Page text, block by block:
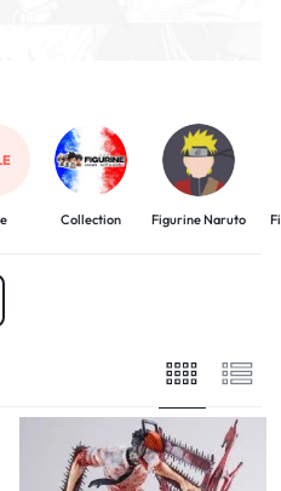
Collection Figurine Naruto